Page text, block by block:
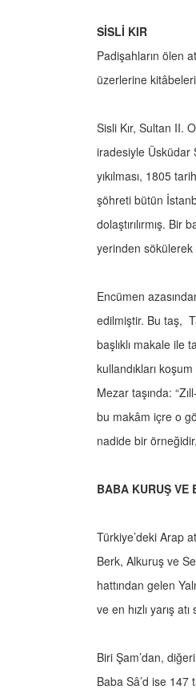
SİSLİ KIR
Padişahların ölen
üzerlerine
Sisli Kır, Sultan II.
iradesiyle Üsküdar
yıkılması, 1805
şöhreti bütün
dolaştırılırmış.
yerinden sökülerek
Encümen
edilmiştir. Bu taş,
başlıklı makale ile
kullandıkları
Mezar taşında:
bu makâm içre o
nadide bir örneğidir.
BABA KURUŞ VE
Türkiye’deki Arap
Berk, Alkuruş ve
hattından gelen
ve en hızlı yarış
Biri Şam’dan,
Baba Sâ’d ise 147